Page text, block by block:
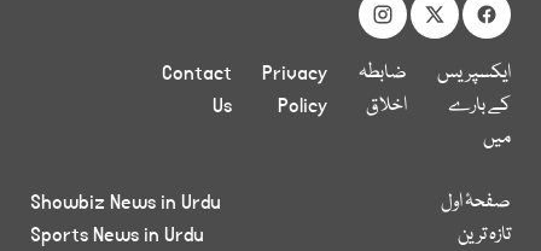
ایکسپریس
کے بارے
میں
ضابطہ
اخلاق
Privacy
Policy
Contact
Us
صفحۂ اول
تازہ ترین
Showbiz News in Urdu
Sports News in Urdu